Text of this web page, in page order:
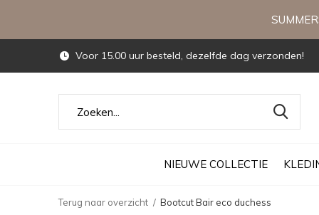
NIEUWE COLLECTIE
Voor 15.00 uur besteld, dezelfde dag verzonden!
Terug naar overzicht Bootcut Bair eco duchess